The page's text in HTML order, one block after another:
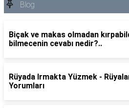
Blog
Biçak ve makas olmadan
bilmecenin cevabı nedir?..
Rüyada Irmakta Yüzmek -
Yorumları